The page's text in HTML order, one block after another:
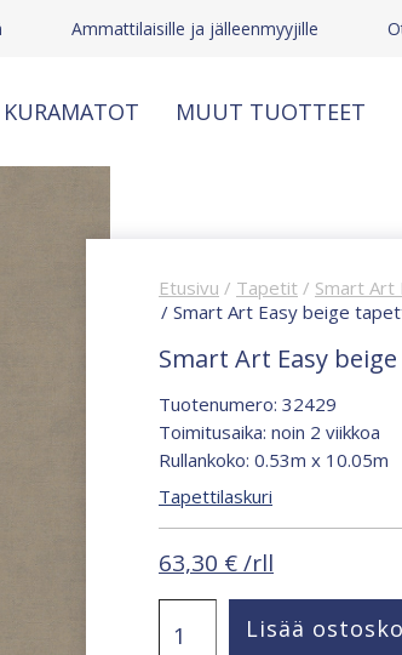
Ammattilaisille ja jälleenmyyjille
KURAMATOT MUUT TUOTTEET
Etusivu / Tapetit / Smart Art
/ Smart Art Easy beige
Smart Art Easy
Tuotenumero: 32429
Toimitusaika: noin 2 viikkoa
Rullankoko: 0.53m x 10.05m
Tapettilaskuri
63,30 € /rll
Art
Lisää